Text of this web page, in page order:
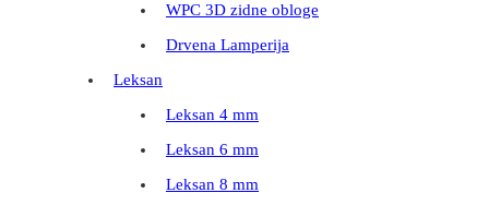
WPC 3D zidne obloge
Drvena Lamperija
Leksan
Leksan 4 mm
Leksan 6 mm
Leksan 8 mm